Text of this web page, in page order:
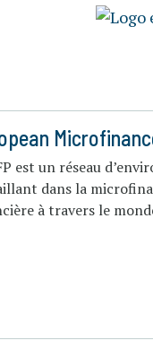
est un réseau
dans la
à travers le